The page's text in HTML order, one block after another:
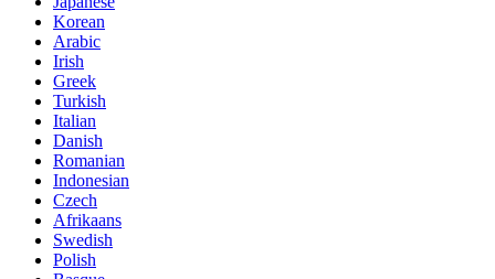
Korean
Arabic
Irish
Greek
Turkish
Italian
Danish
Romanian
Indonesian
Czech
Afrikaans
Swedish
Polish